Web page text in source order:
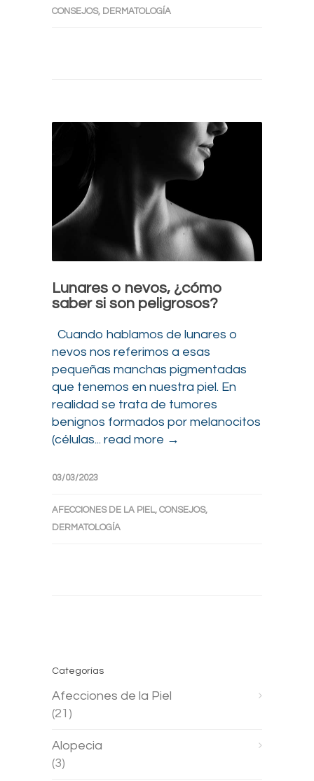
CONSEJOS, DERMATOLOGÍA
Lunares o nevos, ¿cómo
saber si son peligrosos?
Cuando hablamos de lunares o
nevos nos referimos a esas
pequeñas manchas pigmentadas
que tenemos en nuestra piel. En
realidad se trata de tumores
benignos formados por melanocitos
(células... read more →
03/03/2023
AFECCIONES DE LA PIEL, CONSEJOS,
DERMATOLOGÍA
Categorías
Afecciones de la Piel
(21)
Alopecia
(3)